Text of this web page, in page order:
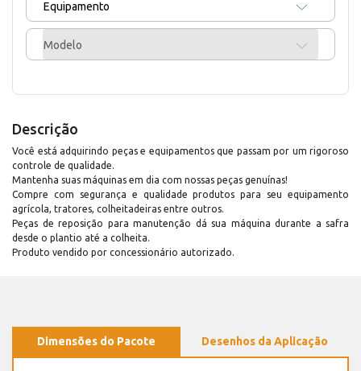
Equipamento
Modelo
Descrição
Você está adquirindo peças e equipamentos que passam por um rigoroso
controle de qualidade.
Mantenha suas máquinas em dia com nossas peças genuínas!
Compre com segurança e qualidade produtos para seu equipamento
agrícola, tratores, colheitadeiras entre outros.
Peças de reposição para manutenção dá sua máquina durante a safra
desde o plantio até a colheita.
Produto vendido por concessionário autorizado.
Dimensões do Pacote Desenhos da Aplicação